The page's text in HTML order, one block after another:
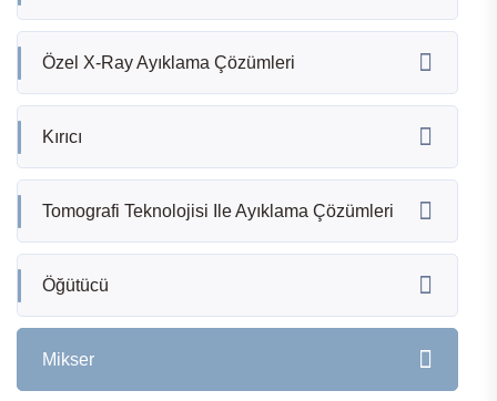
Özel X-Ray Ayıklama Çözümleri
Kırıcı
Tomografi Teknolojisi Ile Ayıklama Çözümleri
Öğütücü
Mikser